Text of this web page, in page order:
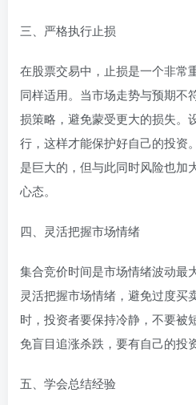
三、严格执行止损
在股票交易中，止损是一个非常
同样适用。当市场走势与预期不
损策略，避免蒙受更大的损失。
行，这样才能保护好自己的投资
是巨大的，但与此同时风险也加
心态。
四、灵活把握市场情绪
集合竞价时间是市场情绪波动最
灵活把握市场情绪，避免过度买
时，投资者要保持冷静，不要被
免盲目追涨杀跌，要有自己的投
五、学会总结经验